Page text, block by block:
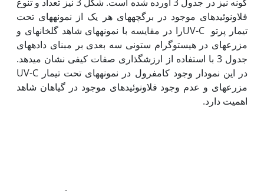
فلاونوئیدهای موجود در برگچه­های هر یک از نمونه­های تحت
تیمار پرتو UV-Cرا در مقایسه با نمونه­های شاهد گلخانه‏ای و
مزرعه­ای در هیستوگرام ستونی سه بعدی بر مبنای داده‏های
جدول 3 با استفاده از ارزش­گذاری صفات کیفی نشان می‏دهد.
در این نمودار وجود کامفرول در نمونه­های تحت تیمار UV-C
مزرعه­ای و عدم وجود فلاونوئیدهای موجود در گیاهان شاهد
اهمیت دارد.